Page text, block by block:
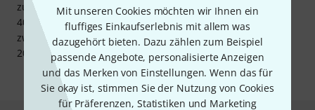
Mit unseren Cookies möchten wir Ihnen ein
fluffiges Einkaufserlebnis mit allem was
dazugehört bieten. Dazu zählen zum Beispiel
passende Angebote, personalisierte Anzeigen
und das Merken von Einstellungen. Wenn das für
Sie okay ist, stimmen Sie der Nutzung von Cookies
für Präferenzen, Statistiken und Marketing
zu Mittelpunkt). VESA-Maße bzw.VESA-Werte können z.B.
400x200 sein. Das bedeutet, dass der horizontale Abstand
zwischen den Schraublöchern 400 mm und der vertikale
200 mm beträgt.